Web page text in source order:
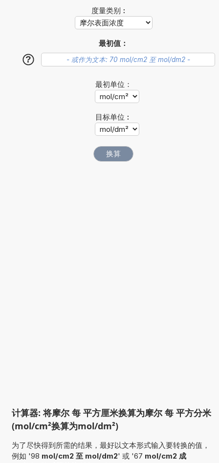
度量类别︰
最初值：
?
最初单位：
目标单位︰
计算器: 将摩尔 每 平方厘米换算为摩尔 每 平方分米
(mol/cm²换算为mol/dm²)
为了尽快得到所需的结果，最好以文本形式输入要转换的值，
例如 '98 mol/cm2 至 mol/dm2' 或 '67 mol/cm2 成